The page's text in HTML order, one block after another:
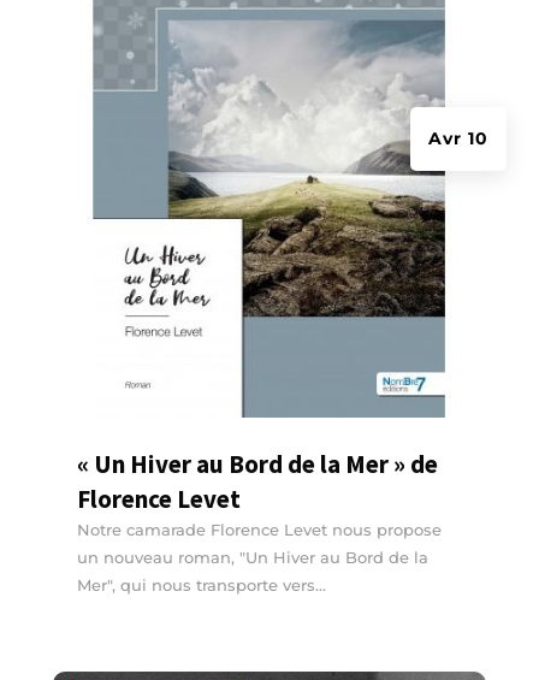
« Un Hiver au Bord de la Mer » de
Florence Levet
Avr 10
Notre camarade Florence Levet nous propose
un nouveau roman, "Un Hiver au Bord de la
Mer", qui nous transporte vers...